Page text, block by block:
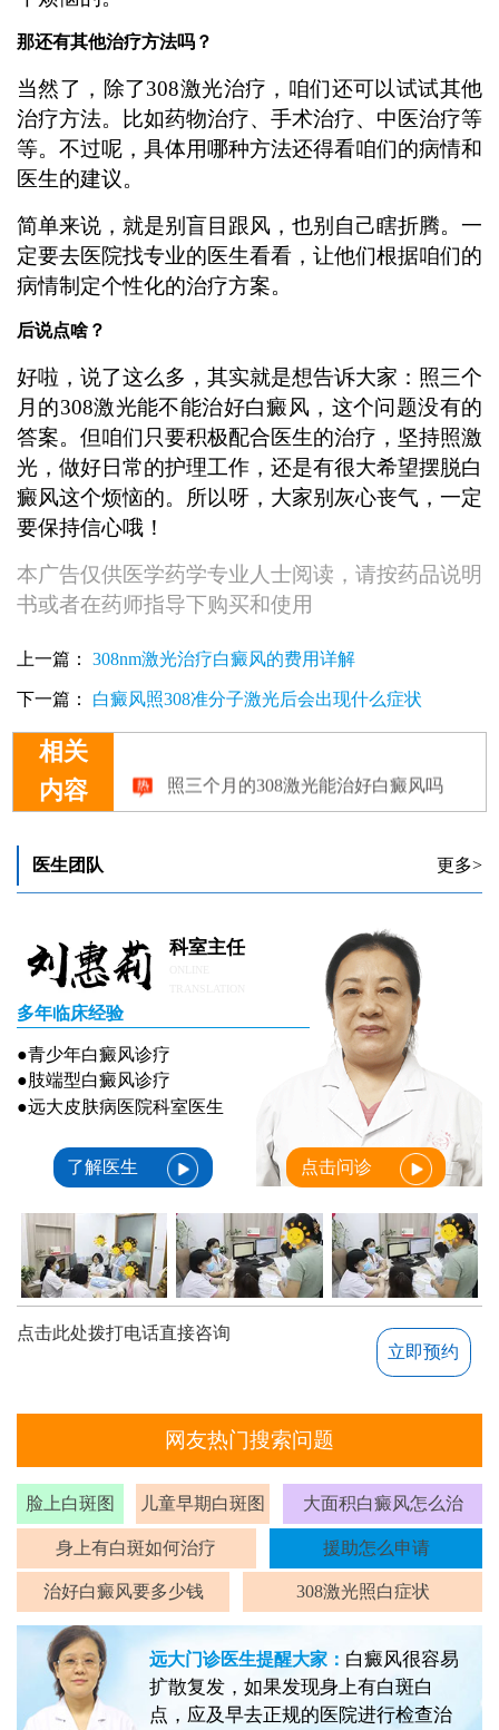
那还有其他治疗方法吗？
当然了，除了308激光治疗，咱们还可以试试其他
治疗方法。比如药物治疗、手术治疗、中医治疗等
等。不过呢，具体用哪种方法还得看咱们的病情和
医生的建议。
简单来说，就是别盲目跟风，也别自己瞎折腾。一
定要去医院找专业的医生看看，让他们根据咱们的
病情制定个性化的治疗方案。
后说点啥？
好啦，说了这么多，其实就是想告诉大家：照三个
月的308激光能不能治好白癜风，这个问题没有的
答案。但咱们只要积极配合医生的治疗，坚持照激
光，做好日常的护理工作，还是有很大希望摆脱白
癜风这个烦恼的。所以呀，大家别灰心丧气，一定
要保持信心哦！
本广告仅供医学药学专业人士阅读，请按药品说明
书或者在药师指导下购买和使用
上一篇： 308nm激光治疗白癜风的费用详解
下一篇： 白癜风照308准分子激光后会出现什么症状
相关
内容
医生团队 更多>
科室主任
多年临床经验
●青少年白癜风诊疗
●肢端型白癜风诊疗
●远大皮肤病医院科室医生
了解医生 点击问诊
点击此处拨打电话直接咨询
立即预约
网友热门搜索问题
脸上白斑图 儿童早期白斑图 大面积白癜风怎么治
身上有白斑如何治疗 援助怎么申请
治好白癜风要多少钱 308激光照白症状
远大门诊医生提醒大家： 白癜风很容易
扩散复发，如果发现身上有白斑白
点，应及早去正规的医院进行检查治